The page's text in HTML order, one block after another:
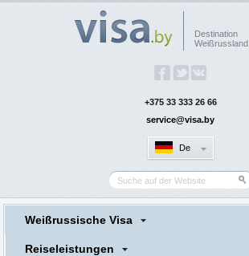
Destination
Weißrussland
+375 33 333 26 66
service@visa.by
De
Weißrussische Visa
Reiseleistungen